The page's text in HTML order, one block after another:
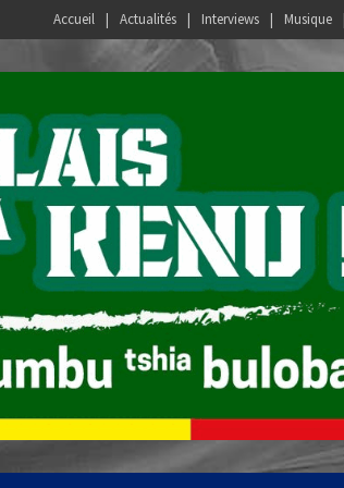
Accueil Actualités Interviews Musique